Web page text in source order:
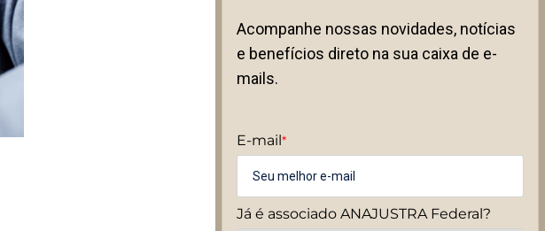
Acompanhe nossas novidades, notícias
e benefícios direto na sua caixa de e-
mails.
E-mail*
Já é associado ANAJUSTRA Federal?